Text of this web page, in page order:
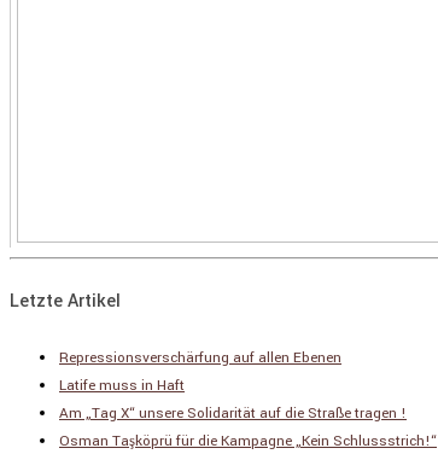
Letzte Artikel
Repressionsverschärfung auf allen Ebenen
Latife muss in Haft
Am „Tag X“ unsere Solidarität auf die Straße tragen !
Osman Taşköprü für die Kampagne „Kein Schlussstrich!“